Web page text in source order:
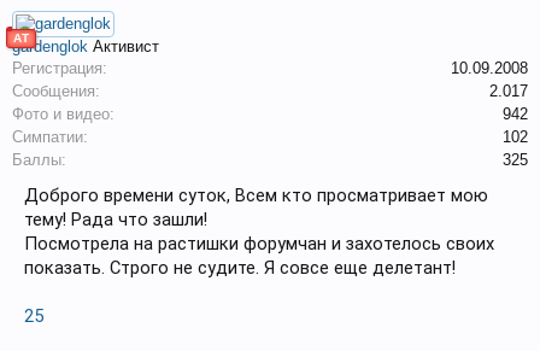
АТ
gardenglok Активист
Регистрация:
10.09.2008
Сообщения:
2.017
Фото и видео:
942
Симпатии:
102
Баллы:
325
Доброго времени суток, Всем кто просматривает мою
тему! Рада что зашли!
Посмотрела на растишки форумчан и захотелось своих
показать. Строго не судите. Я совсе еще делетант!
25